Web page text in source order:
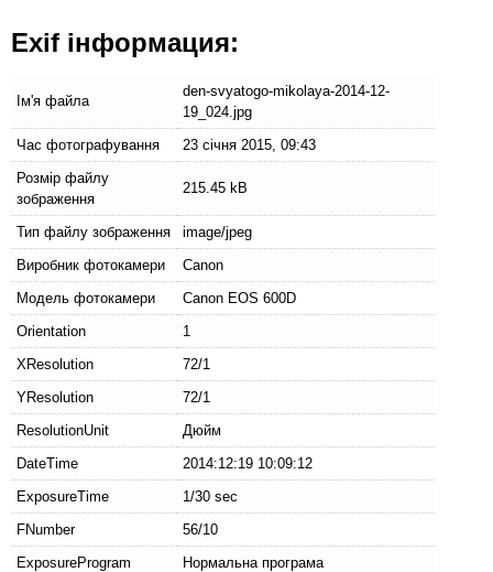
Exif інформация:
Ім'я файла
den-svyatogo-mikolaya-2014-12-
19_024.jpg
Час фотографування
23 січня 2015, 09:43
Розмір файлу
зображення
215.45 kB
Тип файлу зображення
image/jpeg
Виробник фотокамери
Canon
Модель фотокамери
Canon EOS 600D
Orientation
1
XResolution
72/1
YResolution
72/1
ResolutionUnit
Дюйм
DateTime
2014:12:19 10:09:12
ExposureTime
1/30 sec
FNumber
56/10
ExposureProgram
Нормальна програма